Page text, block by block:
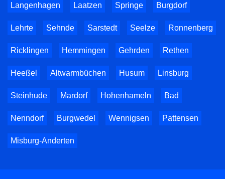
Langenhagen Laatzen Springe Burgdorf
Lehrte Sehnde Sarstedt Seelze Ronnenberg
Ricklingen Hemmingen Gehrden Rethen
Heeßel Altwarmbüchen Husum Linsburg
Steinhude Mardorf Hohenhameln Bad
Nenndorf Burgwedel Wennigsen Pattensen
Misburg-Anderten